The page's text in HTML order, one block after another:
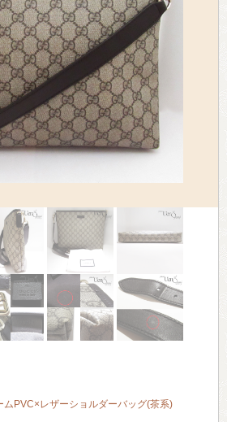
ムPVC×レザーショルダーバッグ(茶系)
> キャンペーン情報
> 会社概要
> アクセス
> よくあるご質問
> プライバシーポリシー
> お問い合わせ